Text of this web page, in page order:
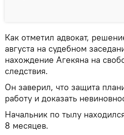
Как отметил адвокат,
августа на судебном
нахождение Агекяна на
следствия.
Он заверил, что защита
работу и доказать
Начальник по тылу
8 месяцев.